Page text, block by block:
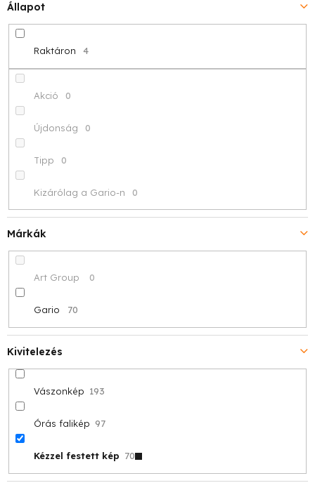
d
e
z
e
Állapot
Raktáron 4
Akció 0
Újdonság 0
Tipp 0
Kizárólag a Gario-n 0
Márkák
Art Group 0
Gario 70
Kivitelezés
Vászonkép 193
Órás falikép 97
Kézzel festett kép 70